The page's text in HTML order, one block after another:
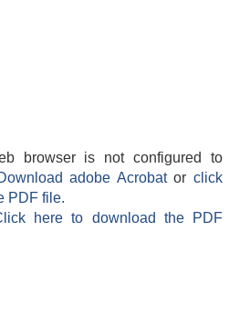
browser is not configured to
adobe Acrobatorclick
PDF file.
here to download the PDF